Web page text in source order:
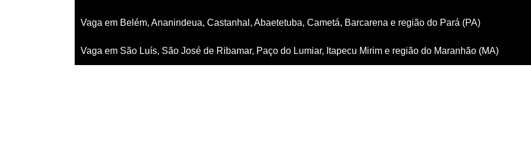
Vaga em Belém, Ananindeua, Castanhal, Abaetetuba, Cametá, Barcarena e região do Pará (PA)
Vaga em São Luís, São José de Ribamar, Paço do Lumiar, Itapecu Mirim e região do Maranhão (MA)